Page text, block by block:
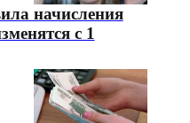
начисления
с 1